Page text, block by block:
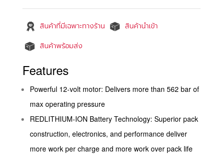
สินค้าที่มีเฉพาะทางร้าน
สินค้านำเข้า
สินค้าพร้อมส่ง
Features
Powerful 12-volt motor: Delivers more than 562 bar of
max operating pressure
REDLITHIUM-ION Battery Technology: Superior pack
construction, electronics, and performance deliver
more work per charge and more work over pack life